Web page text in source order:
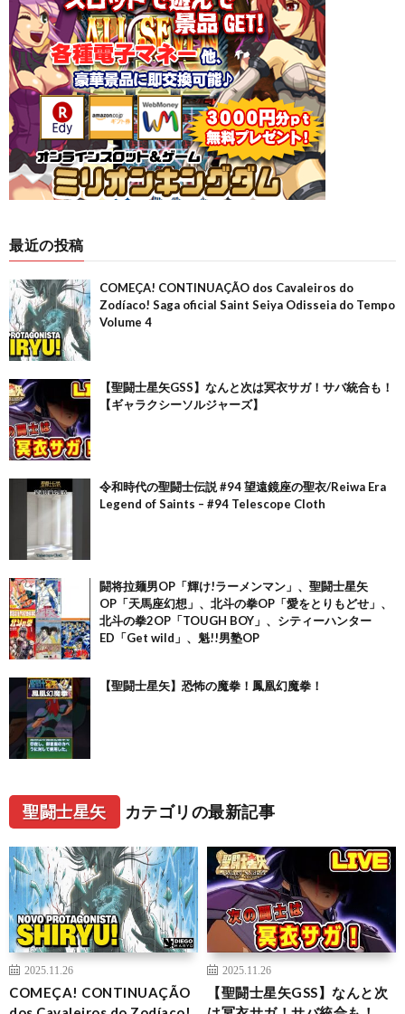
最近の投稿
COMEÇA! CONTINUAÇÃO dos Cavaleiros do
Zodíaco! Saga oficial Saint Seiya Odisseia do Tempo
Volume 4
【聖闘士星矢GSS】なんと次は冥衣サガ！サバ統合も！
【ギャラクシーソルジャーズ】
令和時代の聖闘士伝説 #94 望遠鏡座の聖衣/Reiwa Era
Legend of Saints – #94 Telescope Cloth
闘将拉麺男OP「輝け!ラーメンマン」、聖闘士星矢
OP「天馬座幻想」、北斗の拳OP「愛をとりもどせ」、
北斗の拳2OP「TOUGH BOY」、シティーハンター
ED「Get wild」、魁!!男塾OP
【聖闘士星矢】恐怖の魔拳！鳳凰幻魔拳！
聖闘士星矢 カテゴリの最新記事
2025.11.26
COMEÇA! CONTINUAÇÃO
2025.11.26
【聖闘士星矢GSS】なんと次